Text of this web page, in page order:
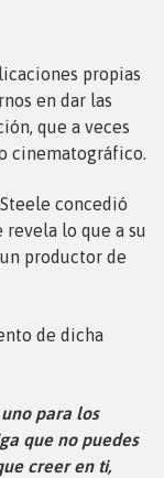
propias
en dar las
que a veces
cinematográfico.
concedió
revela lo que a su
productor de
de dicha
para los
que no puedes
creer en ti,